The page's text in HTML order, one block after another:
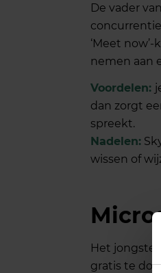
De vader
‘Meet
nemen aan
Voordelen:
dan zorgt
spreekt.
Nadelen:
wissen of
Het jongste
gratis te